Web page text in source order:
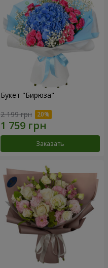
Букет "Бирюза"
2 199 грн
Заказать